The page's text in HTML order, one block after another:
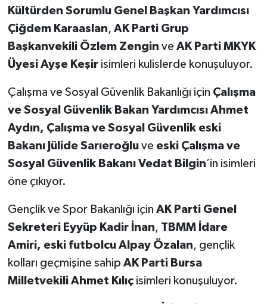
Kültürden Sorumlu Genel Başkan Yardımcısı
Çiğdem Karaaslan, AK Parti Grup
Başkanvekili Özlem Zengin ve AK Parti MKYK
Üyesi Ayşe Keşirisimleri kulislerde konuşuluyor.
Çalışma ve Sosyal Güvenlik Bakanlığı için Çalışma
ve Sosyal Güvenlik Bakan Yardımcısı Ahmet
Aydın, Çalışma ve Sosyal Güvenlik eski
Bakanı Jülide Sarıeroğlu ve eski Çalışma ve
Sosyal Güvenlik Bakanı Vedat Bilgin’in isimleri
öne çıkıyor.
Gençlik ve Spor Bakanlığı için AK Parti Genel
Sekreteri Eyyüp Kadir İnan, TBMM İdare
Amiri, eski futbolcu Alpay Özalan, gençlik
kolları geçmişine sahip AK Parti Bursa
Milletvekili Ahmet Kılıçisimleri konuşuluyor.